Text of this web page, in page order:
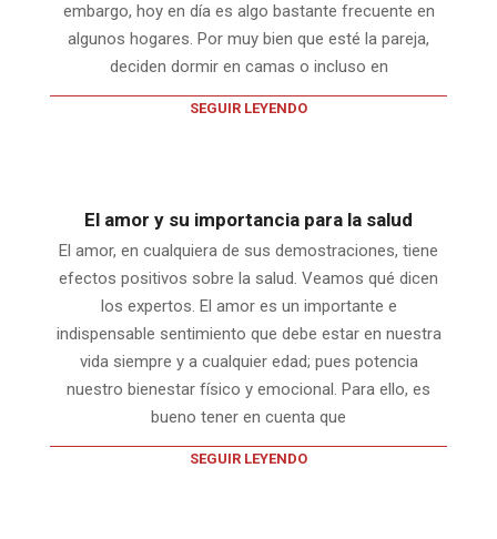
embargo, hoy en día es algo bastante frecuente en
algunos hogares. Por muy bien que esté la pareja,
deciden dormir en camas o incluso en
SEGUIR LEYENDO
El amor y su importancia para la salud
El amor, en cualquiera de sus demostraciones, tiene
efectos positivos sobre la salud. Veamos qué dicen
los expertos. El amor es un importante e
indispensable sentimiento que debe estar en nuestra
vida siempre y a cualquier edad; pues potencia
nuestro bienestar físico y emocional. Para ello, es
bueno tener en cuenta que
SEGUIR LEYENDO